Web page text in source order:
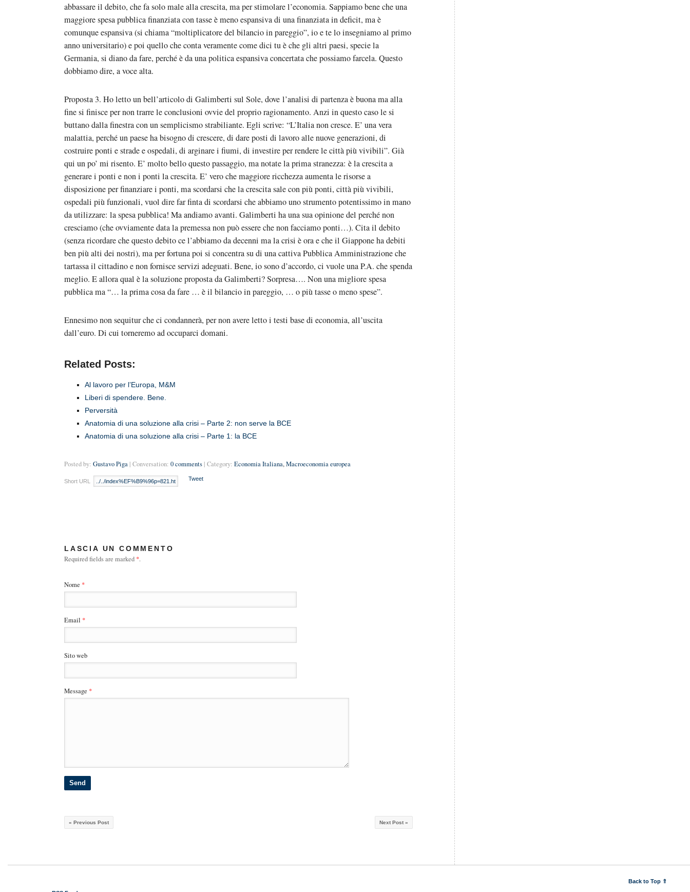
abbassare il debito, che fa solo male alla crescita, ma per stimolare l’economia. Sappiamo bene che una
maggiore spesa pubblica finanziata con tasse è meno espansiva di una finanziata in deficit, ma è
comunque espansiva (si chiama “moltiplicatore del bilancio in pareggio”, io e te lo insegniamo al primo
anno universitario) e poi quello che conta veramente come dici tu è che gli altri paesi, specie la
Germania, si diano da fare, perché è da una politica espansiva concertata che possiamo farcela. Questo
dobbiamo dire, a voce alta.
Proposta 3. Ho letto un bell’articolo di Galimberti sul Sole, dove l’analisi di partenza è buona ma alla
fine si finisce per non trarre le conclusioni ovvie del proprio ragionamento. Anzi in questo caso le si
buttano dalla finestra con un semplicismo strabiliante. Egli scrive: “L’Italia non cresce. E’ una vera
malattia, perché un paese ha bisogno di crescere, di dare posti di lavoro alle nuove generazioni, di
costruire ponti e strade e ospedali, di arginare i fiumi, di investire per rendere le città più vivibili”. Già
qui un po’ mi risento. E’ molto bello questo passaggio, ma notate la prima stranezza: è la crescita a
generare i ponti e non i ponti la crescita. E’ vero che maggiore ricchezza aumenta le risorse a
disposizione per finanziare i ponti, ma scordarsi che la crescita sale con più ponti, città più vivibili,
ospedali più funzionali, vuol dire far finta di scordarsi che abbiamo uno strumento potentissimo in mano
da utilizzare: la spesa pubblica! Ma andiamo avanti. Galimberti ha una sua opinione del perché non
cresciamo (che ovviamente data la premessa non può essere che non facciamo ponti…). Cita il debito
(senza ricordare che questo debito ce l’abbiamo da decenni ma la crisi è ora e che il Giappone ha debiti
ben più alti dei nostri), ma per fortuna poi si concentra su di una cattiva Pubblica Amministrazione che
tartassa il cittadino e non fornisce servizi adeguati. Bene, io sono d’accordo, ci vuole una P.A. che spenda
meglio. E allora qual è la soluzione proposta da Galimberti? Sorpresa…. Non una migliore spesa
pubblica ma “… la prima cosa da fare … è il bilancio in pareggio, … o più tasse o meno spese”.
Ennesimo non sequitur che ci condannerà, per non avere letto i testi base di economia, all’uscita
dall’euro. Di cui torneremo ad occuparci domani.
Related Posts:
Al lavoro per l’Europa, M&M
Liberi di spendere. Bene.
Perversità
Anatomia di una soluzione alla crisi – Parte 2: non serve la BCE
Anatomia di una soluzione alla crisi – Parte 1: la BCE
Posted by: Gustavo Piga | Conversation: 0 comments | Category: Economia Italiana,Macroeconomia europea
Short URL Tweet
LASCIA UN COMMENTO
Required fields are marked *.
Nome *
Email *
Sito web
Message *
Next Post »
« Previous Post
Back to Top ⇑